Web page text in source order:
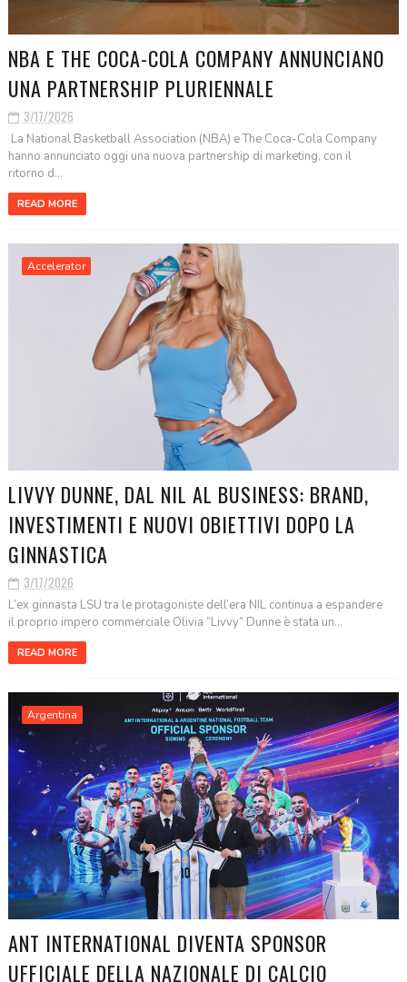
NBA E THE COCA-COLA COMPANY ANNUNCIANO
UNA PARTNERSHIP PLURIENNALE
3/17/2026
La National Basketball Association (NBA) e The Coca-Cola Company
hanno annunciato oggi una nuova partnership di marketing, con il
ritorno d...
READ MORE
Accelerator
LIVVY DUNNE, DAL NIL AL BUSINESS: BRAND,
INVESTIMENTI E NUOVI OBIETTIVI DOPO LA
GINNASTICA
3/17/2026
L’ex ginnasta LSU tra le protagoniste dell’era NIL continua a espandere
il proprio impero commerciale Olivia “Livvy” Dunne è stata un...
READ MORE
Argentina
ANT INTERNATIONAL DIVENTA SPONSOR
UFFICIALE DELLA NAZIONALE DI CALCIO